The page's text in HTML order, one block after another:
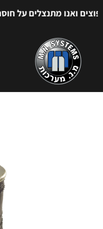
ואנו מתנצלים על חוסר